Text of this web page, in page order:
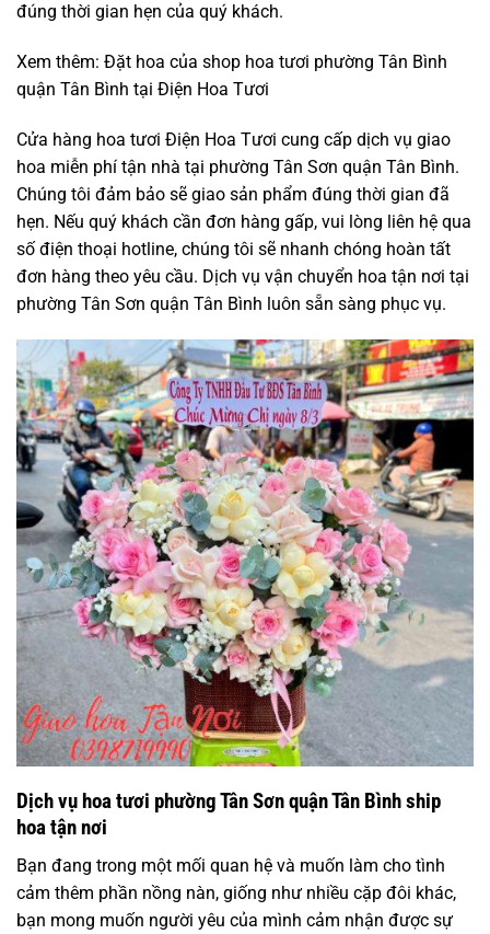
đúng thời gian hẹn của quý khách.
Xem thêm: Đặt hoa của shop hoa tươi phường Tân Bình
quận Tân Bình tại Điện Hoa Tươi
Cửa hàng hoa tươi Điện Hoa Tươi cung cấp dịch vụ giao
hoa miễn phí tận nhà tại phường Tân Sơn quận Tân Bình.
Chúng tôi đảm bảo sẽ giao sản phẩm đúng thời gian đã
hẹn. Nếu quý khách cần đơn hàng gấp, vui lòng liên hệ qua
số điện thoại hotline, chúng tôi sẽ nhanh chóng hoàn tất
đơn hàng theo yêu cầu. Dịch vụ vận chuyển hoa tận nơi tại
phường Tân Sơn quận Tân Bình luôn sẵn sàng phục vụ.
Dịch vụ hoa tươi phường Tân Sơn quận Tân Bình ship
hoa tận nơi
Bạn đang trong một mối quan hệ và muốn làm cho tình
cảm thêm phần nồng nàn, giống như nhiều cặp đôi khác,
bạn mong muốn người yêu của mình cảm nhận được sự